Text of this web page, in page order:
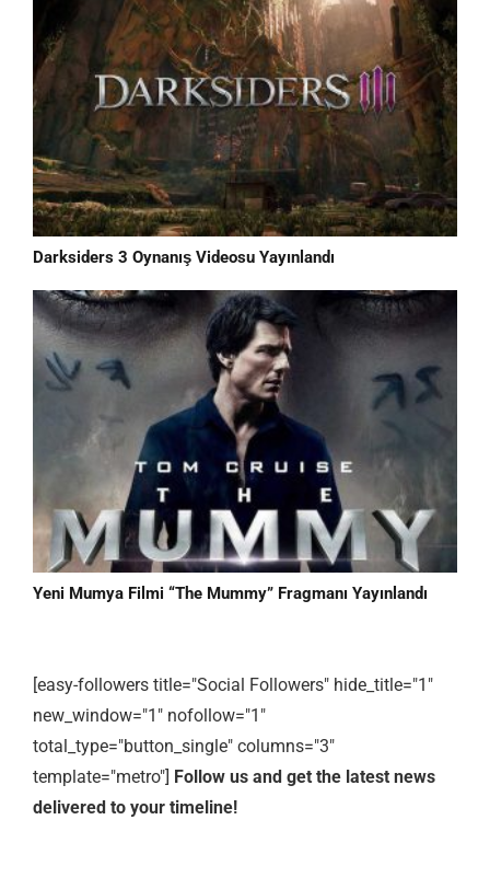
Darksiders 3 Oynanış Videosu Yayınlandı
Yeni Mumya Filmi “The Mummy” Fragmanı Yayınlandı
[easy-followers title="Social Followers" hide_title="1"
new_window="1" nofollow="1"
total_type="button_single" columns="3"
template="metro"] Follow us and get the latest news
delivered to your timeline!